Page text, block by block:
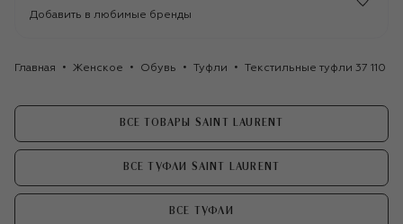
Добавить в любимые бренды
Главная Женское Обувь Туфли Текстильные туфли 37 110
ВСЕ ТОВАРЫ SAINT LAURENT
ВСЕ ТУФЛИ SAINT LAURENT
ВСЕ ТУФЛИ